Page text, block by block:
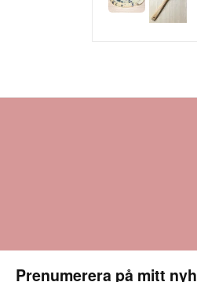
Prenumerera på mitt